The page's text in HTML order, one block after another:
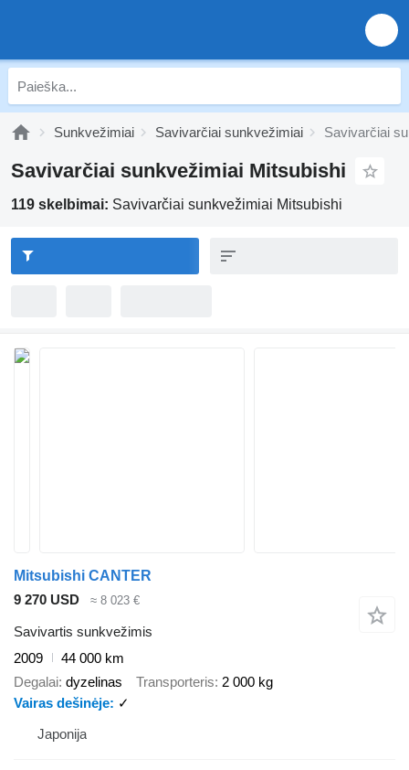
Sunkvežimiai Savivarčiai sunkvežimiai Savivarčiai
Savivarčiai sunkvežimiai Mitsubishi
119 skelbimai: Savivarčiai sunkvežimiai Mitsubishi
Mitsubishi CANTER
9 270 USD
≈ 8 023 €
Savivartis sunkvežimis
2009
44 000 km
Degalai dyzelinas Transporteris 2 000 kg
Vairas dešinėje
✓
Japonija